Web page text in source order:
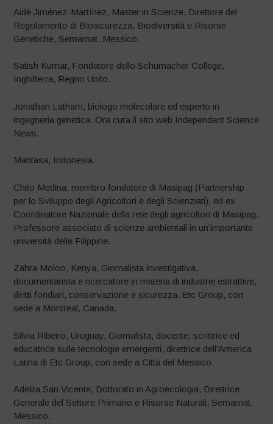
Aidé Jiménez-Martínez, Master in Scienze, Direttore del
Regolamento di Biosicurezza, Biodiversità e Risorse
Genetiche, Semarnat, Messico.
Satish Kumar, Fondatore dello Schumacher College,
Inghilterra, Regno Unito.
Jonathan Latham, biologo molecolare ed esperto in
ingegneria genetica. Ora cura il sito web Independent Science
News.
Mantasa, Indonesia.
Chito Medina, membro fondatore di Masipag (Partnership
per lo Sviluppo degli Agricoltori e degli Scienziati), ed ex
Coordinatore Nazionale della rete degli agricoltori di Masipag.
Professore associato di scienze ambientali in un’importante
università delle Filippine.
Zahra Moloo, Kenya, Giornalista investigativa,
documentarista e ricercatore in materia di industrie estrattive,
diritti fondiari, conservazione e sicurezza. Etc Group, con
sede a Montreal, Canada.
Silvia Ribeiro, Uruguay, Giornalista, docente, scrittrice ed
educatrice sulle tecnologie emergenti, direttrice dell’America
Latina di Etc Group, con sede a Città del Messico.
Adelita San Vicente, Dottorato in Agroecologia, Direttrice
Generale del Settore Primario e Risorse Naturali, Semarnat,
Messico.